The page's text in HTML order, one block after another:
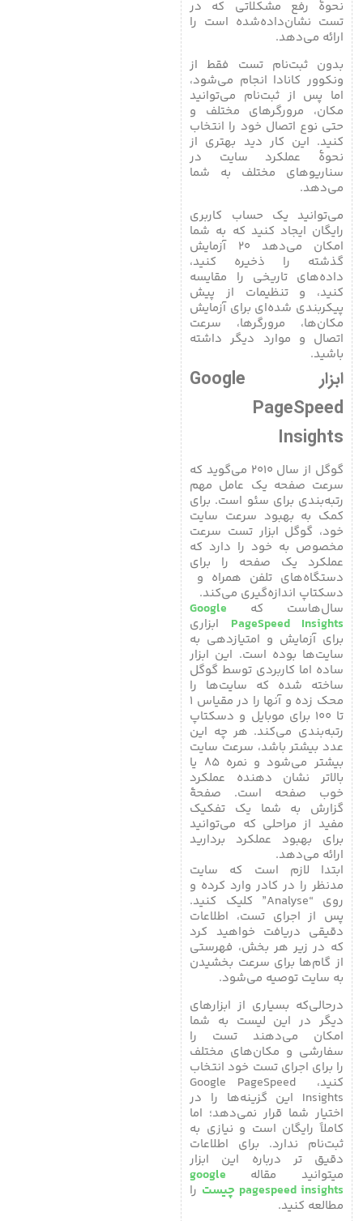
نحوۀ رفع مشکلاتی که در
تست نشان‌داده‌شده است را
ارائه می‌دهد.
بدون ثبت‌نام تست فقط از
ونکوور کانادا انجام می‌شود،
اما پس از ثبت‌نام می‌توانید
مکان، مرورگرهای مختلف و
حتی نوع اتصال خود را انتخاب
کنید. این کار دید بهتری از
نحوۀ عملکرد سایت در
سناریوهای مختلف به شما
می‌دهد.
می‌توانید یک حساب کاربری
رایگان ایجاد کنید که به شما
امکان می‌دهد ۲۰ آزمایش
گذشته را ذخیره کنید،
داده‌های تاریخی را مقایسه
کنید، و تنظیمات از پیش
پیکربندی شده‌ای برای آزمایش
مکان‌ها، مرورگرها، سرعت
اتصال و موارد دیگر داشته
باشید.
ابزار Google
PageSpeed
Insights
گوگل از سال ۲۰۱۰ می‌گوید که
سرعت صفحه یک عامل مهم
رتبه‌بندی برای سئو است. برای
کمک به بهبود سرعت سایت
خود، گوگل ابزار تست سرعت
مخصوص به خود را دارد که
عملکرد یک صفحه را برای
دستگاه‌های تلفن همراه و
دسکتاپ اندازه‌گیری می‌کند.
سال‌هاست که Google
PageSpeed ​​Insights ابزاری
برای آزمایش و امتیازدهی به
سایت‌ها بوده است. این ابزار
ساده اما کاربردی توسط گوگل
ساخته شده که سایت‌ها را
محک زده و آنها را در مقیاس ۱
تا ۱۰۰ برای موبایل و دسکتاپ
رتبه‌بندی می‌کند. هر چه این
عدد بیشتر باشد، سرعت سایت
بیشتر می‌شود و نمره ۸۵ یا
بالاتر نشان دهنده عملکرد
خوب صفحه است. صفحۀ
گزارش به شما یک تفکیک
مفید از مراحلی که می‌توانید
برای بهبود عملکرد بردارید
ارائه می‌دهد.
ابتدا لازم است که سایت
مدنظر را در کادر وارد کرده و
روی “Analyse” کلیک کنید.
پس از اجرای تست، اطلاعات
دقیقی دریافت خواهید کرد
که در زیر هر بخش، فهرستی
از گام‌ها برای سرعت بخشیدن
به سایت توصیه می‌شود.
درحالی‌که بسیاری از ابزارهای
دیگر در این لیست به شما
امکان می‌دهند تست را
سفارشی و مکان‌های مختلف
را برای اجرای تست خود انتخاب
کنید، Google PageSpeed ​​
Insights این گزینه‌ها را در
اختیار شما قرار نمی‌دهد؛ اما
کاملاً رایگان است و نیازی به
ثبت‌نام ندارد. برای اطلاعات
دقیق تر درباره این ابزار
میتوانید مقاله google
pagespeed insights چیست
را
مطالعه کنید.